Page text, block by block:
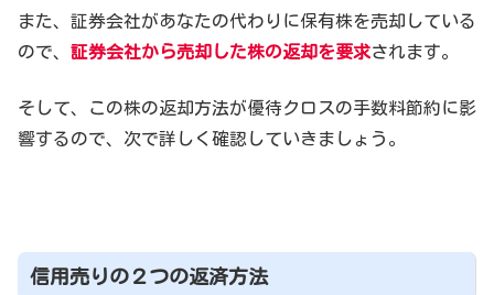
また、証券会社があなたの代わりに保有株を売却している
ので、 証券会社から売却した株の返却を要求されます。
そして、この株の返却方法が優待クロスの手数料節約に影
響するので、次で詳しく確認していきましょう。
信用売りの２つの返済方法